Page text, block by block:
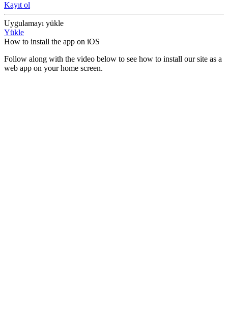
Kayıt ol
Uygulamayı yükle
Yükle
How to install the app on iOS
Follow along with the video below to see how to install our site as a
web app on your home screen.